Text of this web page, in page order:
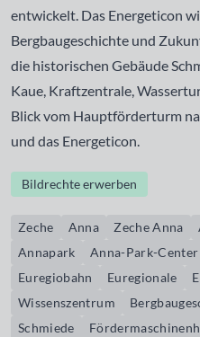
entwickelt. Das Energeticon
Bergbaugeschichte und
die historischen Gebäude
Kaue, Kraftzentrale,
Blick vom Hauptförderturm
und das Energeticon.
Bildrechte erwerben
Zeche Anna Zeche Anna
Annapark
Anna-Park-Center
Euregiobahn
Euregionale
Wissenszentrum
Schmiede